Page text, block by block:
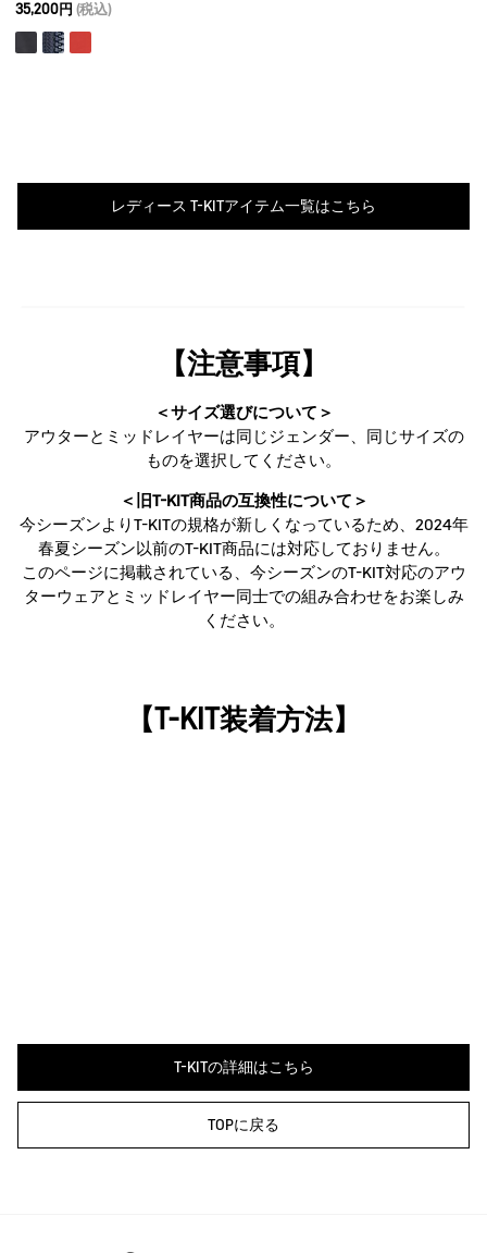
35,200円 (税込)
レディース T-KITアイテム一覧はこちら
【注意事項】
＜サイズ選びについて＞
アウターとミッドレイヤーは同じジェンダー、同じサイズの
ものを選択してください。
＜旧T-KIT商品の互換性について＞
今シーズンよりT-KITの規格が新しくなっているため、2024年
春夏シーズン以前のT-KIT商品には対応しておりません。
このページに掲載されている、今シーズンのT-KIT対応のアウ
ターウェアとミッドレイヤー同士での組み合わせをお楽しみ
ください。
【T-KIT装着方法】
T-KITの詳細はこちら
TOPに戻る